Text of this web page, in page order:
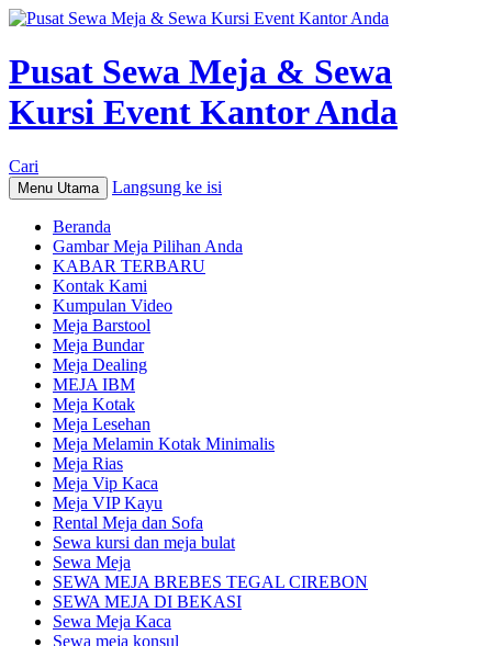
Pusat Sewa Meja & Sewa
Kursi Event Kantor Anda
Cari
Menu Utama Langsung ke isi
Beranda
Gambar Meja Pilihan Anda
KABAR TERBARU
Kontak Kami
Kumpulan Video
Meja Barstool
Meja Bundar
Meja Dealing
MEJA IBM
Meja Kotak
Meja Lesehan
Meja Melamin Kotak Minimalis
Meja Rias
Meja Vip Kaca
Meja VIP Kayu
Rental Meja dan Sofa
Sewa kursi dan meja bulat
Sewa Meja
SEWA MEJA BREBES TEGAL CIREBON
SEWA MEJA DI BEKASI
Sewa Meja Kaca
Sewa meja konsul